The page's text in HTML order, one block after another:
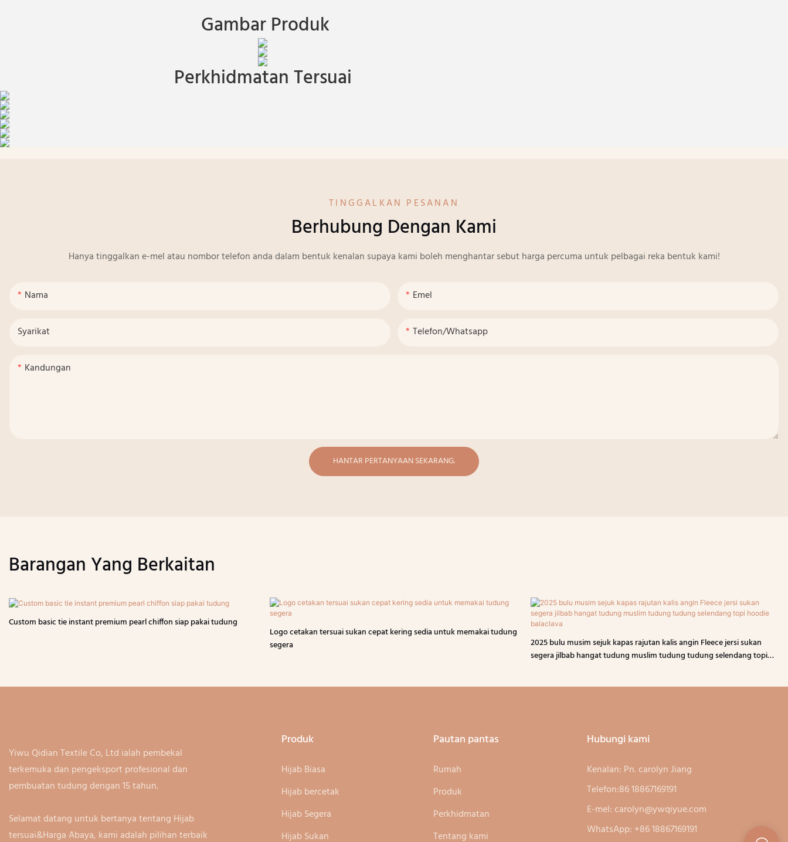
Gambar Produk
Perkhidmatan Tersuai
TINGGALKAN PESANAN
Berhubung Dengan Kami
Hanya tinggalkan e-mel atau nombor telefon anda dalam bentuk kenalan supaya kami boleh menghantar sebut harga percuma untuk pelbagai reka bentuk kami!
Nama Emel
Syarikat Telefon/whatsapp
Kandungan
HANTAR PERTANYAAN SEKARANG.
Barangan Yang Berkaitan
Custom basic tie instant premium pearl chiffon siap pakai tudung
Logo cetakan tersuai sukan cepat kering sedia untuk memakai tudung
segera
2025 bulu musim sejuk kapas rajutan kalis angin Fleece jersi sukan
segera jilbab hangat tudung muslim tudung tudung selendang topi
Yiwu Qidian Textile Co, Ltd ialah pembekal
terkemuka dan pengeksport profesional dan
pembuatan tudung dengan 15 tahun.
Selamat datang untuk bertanya tentang Hijab
tersuai&Harga Abaya, kami adalah pilihan terbaik
Produk
Hijab Biasa
Hijab bercetak
Hijab Segera
Hijab Sukan
Pautan pantas
Rumah
Produk
Perkhidmatan
Tentang kami
Hubungi kami
Kenalan: Pn. carolyn Jiang
Telefon:86 18867169191
E-mel:carolyn@ywqiyue.com
WhatsApp: +86 18867169191